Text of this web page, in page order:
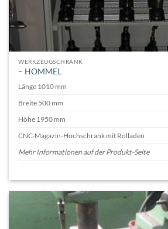
WERKZEUGSCHRANK
– HOMMEL
Länge 1010 mm
Breite 500 mm
Höhe 1950 mm
CNC-Magazin-Hochschrank mit Rolladen
Mehr Informationen auf der Produkt-Seite